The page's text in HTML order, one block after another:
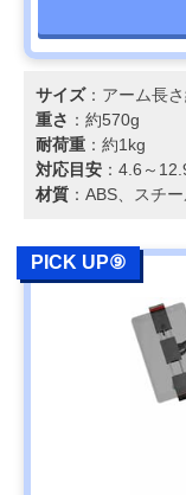
サイズ：アーム長
重さ ：約570g
耐荷重 ：約1kg
対応目安 ：4.6～
材質 ：ABS、スチ
PICK UP⑨